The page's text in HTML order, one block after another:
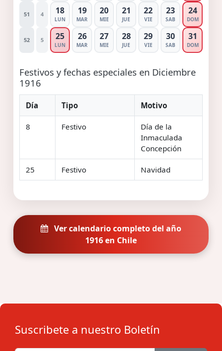
51 4 18
LUN
19
MAR
20
MIE
21
JUE
22
VIE
23
SAB
24
DOM
52 5 25
LUN
26
MAR
27
MIE
28
JUE
29
VIE
30
SAB
31
DOM
Festivos y fechas especiales en Diciembre
1916
Día Tipo Motivo
8 Festivo
Día de la
Inmaculada
Concepción
25 Festivo Navidad
Ver calendario completo del año
1916 en Chile
Suscribete a nuestro Boletín